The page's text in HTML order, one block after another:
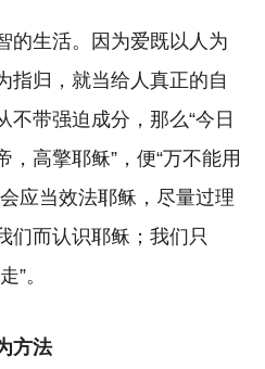
的生活。因为爱既以人为
指归，就当给人真正的自
不带强迫成分，那么“今日
高擎耶稣”，便“万不能用
应当效法耶稣，尽量过理
们而认识耶稣；我们只
”。
方法